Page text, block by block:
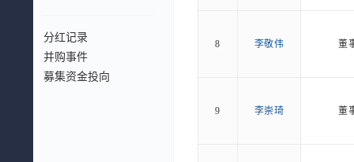
分红记录
并购事件
募集资金投向
8 李敬伟 董
9 李崇琦 董